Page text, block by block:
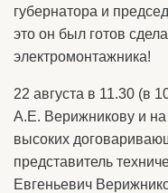
губернатора и
это он был готов
электромонтажника!
22 августа в 11.30 (в
А.Е. Верижникову и на
высоких
представитель
Евгеньевич